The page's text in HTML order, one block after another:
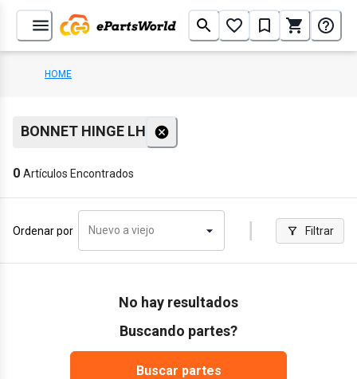
HOME
BONNET HINGE LH
0 Artículos Encontrados
Ordenar por Nuevo a viejo Filtrar
No hay resultados
Buscando partes?
Buscar partes